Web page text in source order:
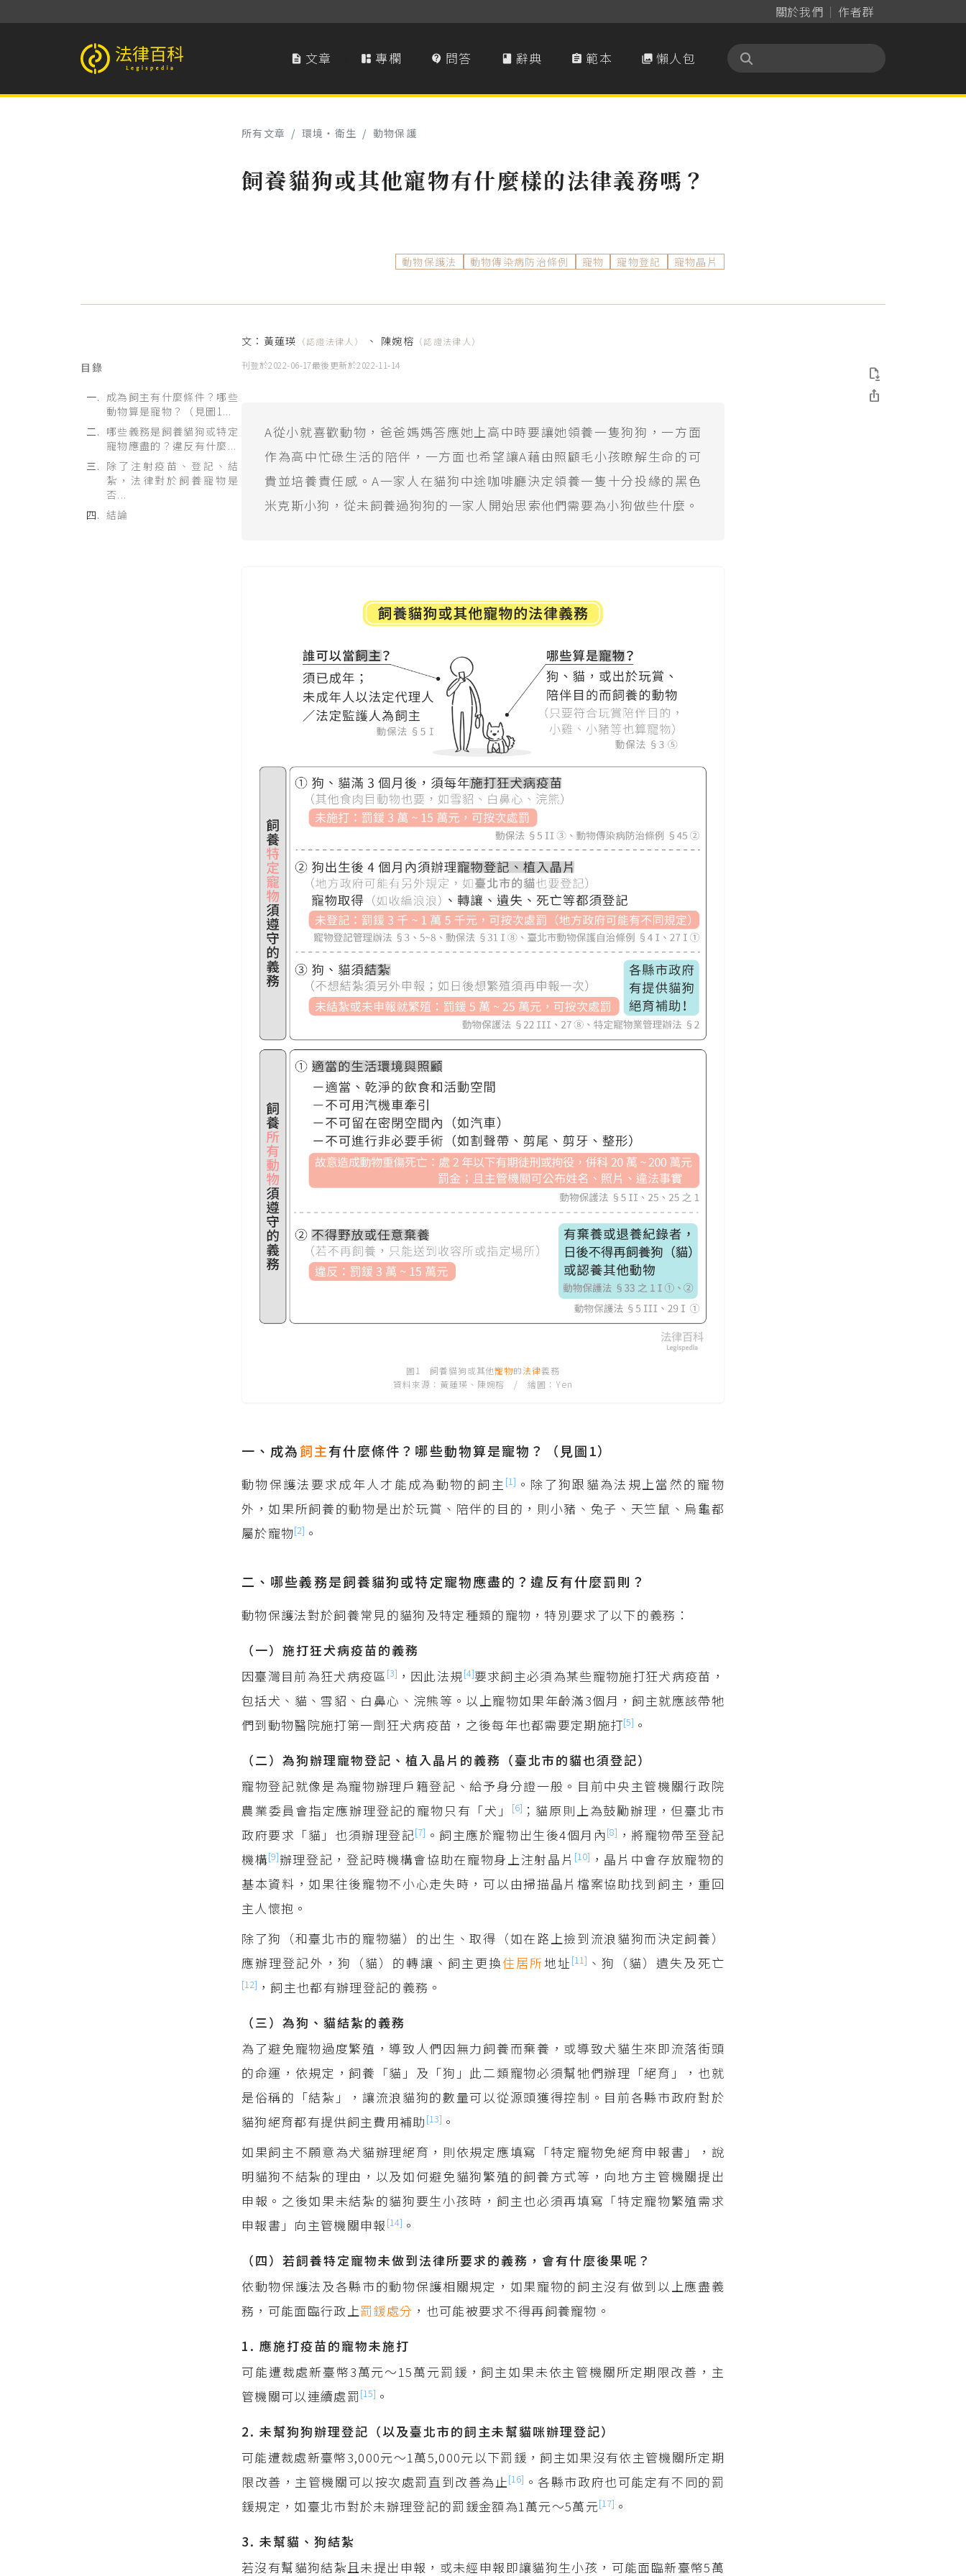
關於我們 作者群
法律百科 Legispedia  文章  專欄  問答  辭典  範本  懶人包
所有文章 / 環境‧衛生 / 動物保護
飼養貓狗或其他寵物有什麼樣的法律義務嗎？
動物保護法 動物傳染病防治條例 寵物 寵物登記 寵物晶片
目錄
成為飼主有什麼條件？哪些
動物算是寵物？（見圖1...
哪些義務是飼養貓狗或特定
寵物應盡的？違反有什麼...
除了注射疫苗、登記、結
紮，法律對於飼養寵物是
否...
結論
文： 黃蓮瑛 （認證法律人） 、 陳婉榕 （認證法律人）
刊登於2022-06-17最後更新於2022-11-14
A從小就喜歡動物，爸爸媽媽答應她上高中時要讓她領養一隻狗狗，一方面
作為高中忙碌生活的陪伴，一方面也希望讓A藉由照顧毛小孩瞭解生命的可
貴並培養責任感。A一家人在貓狗中途咖啡廳決定領養一隻十分投緣的黑色
米克斯小狗，從未飼養過狗狗的一家人開始思索他們需要為小狗做些什麼。
圖1 飼養貓狗或其他寵物的法律義務
資料來源：黃蓮瑛、陳婉榕 / 繪圖：Yen
一、成為飼主有什麼條件？哪些動物算是寵物？（見圖1）
動物保護法要求成年人才能成為動物的飼主 [1] 。除了狗跟貓為法規上當然的寵物
外，如果所飼養的動物是出於玩賞、陪伴的目的，則小豬、兔子、天竺鼠、烏龜都
屬於寵物[2] 。
二、哪些義務是飼養貓狗或特定寵物應盡的？違反有什麼罰則？
動物保護法對於飼養常見的貓狗及特定種類的寵物，特別要求了以下的義務：
（一）施打狂犬病疫苗的義務
因臺灣目前為狂犬病疫區[3] ，因此法規[4]要求飼主必須為某些寵物施打狂犬病疫苗，
包括犬、貓、雪貂、白鼻心、浣熊等。以上寵物如果年齡滿3個月，飼主就應該帶牠
們到動物醫院施打第一劑狂犬病疫苗，之後每年也都需要定期施打[5] 。
（二）為狗辦理寵物登記、植入晶片的義務（臺北市的貓也須登記）
寵物登記就像是為寵物辦理戶籍登記、給予身分證一般。目前中央主管機關行政院
農業委員會指定應辦理登記的寵物只有「犬」
[6] ；貓原則上為鼓勵辦理，但臺北市
政府要求「貓」也須辦理登記[7] 。飼主應於寵物出生後4個月內[8] ，將寵物帶至登記
機構[9]辦理登記，登記時機構會協助在寵物身上注射晶片 [10] ，晶片中會存放寵物的
基本資料，如果往後寵物不小心走失時，可以由掃描晶片檔案協助找到飼主，重回
主人懷抱。
除了狗（和臺北市的寵物貓）的出生、取得（如在路上撿到流浪貓狗而決定飼養）
應辦理登記外，狗（貓）的轉讓、飼主更換住居所地址 [11] 、狗（貓）遺失及死亡
[12] ，飼主也都有辦理登記的義務。
（三）為狗、貓結紮的義務
為了避免寵物過度繁殖，導致人們因無力飼養而棄養，或導致犬貓生來即流落街頭
的命運，依規定，飼養「貓」及「狗」此二類寵物必須幫牠們辦理「絕育」，也就
是俗稱的「結紮」，讓流浪貓狗的數量可以從源頭獲得控制。目前各縣市政府對於
貓狗絕育都有提供飼主費用補助 [13] 。
如果飼主不願意為犬貓辦理絕育，則依規定應填寫「特定寵物免絕育申報書」，說
明貓狗不結紮的理由，以及如何避免貓狗繁殖的飼養方式等，向地方主管機關提出
申報。之後如果未結紮的貓狗要生小孩時，飼主也必須再填寫「特定寵物繁殖需求
申報書」向主管機關申報 [14] 。
（四）若飼養特定寵物未做到法律所要求的義務，會有什麼後果呢？
依動物保護法及各縣市的動物保護相關規定，如果寵物的飼主沒有做到以上應盡義
務，可能面臨行政上罰鍰處分 ，也可能被要求不得再飼養寵物。
1. 應施打疫苗的寵物未施打
可能遭裁處新臺幣3萬元～15萬元罰鍰，飼主如果未依主管機關所定期限改善，主
管機關可以連續處罰 [15] 。
2. 未幫狗狗辦理登記（以及臺北市的飼主未幫貓咪辦理登記）
可能遭裁處新臺幣3,000元～1萬5,000元以下罰鍰，飼主如果沒有依主管機關所定期
限改善，主管機關可以按次處罰直到改善為止[16] 。各縣市政府也可能定有不同的罰
鍰規定，如臺北市對於未辦理登記的罰鍰金額為1萬元～5萬元[17] 。
3. 未幫貓、狗結紮
若沒有幫貓狗結紮且未提出申報，或未經申報即讓貓狗生小孩，可能面臨新臺幣5萬

